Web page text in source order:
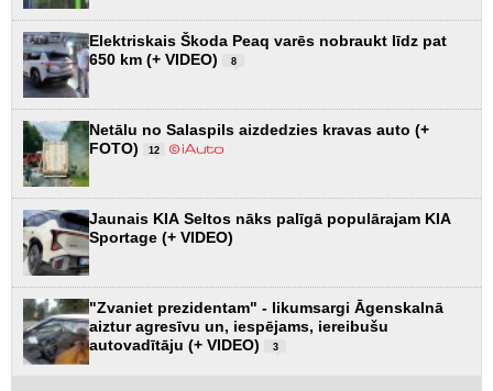
Elektriskais Škoda Peaq varēs nobraukt līdz pat
650 km (+ VIDEO)
8
Netālu no Salaspils aizdedzies kravas auto (+
FOTO)
12
Jaunais KIA Seltos nāks palīgā populārajam KIA
Sportage (+ VIDEO)
"Zvaniet prezidentam" - likumsargi Āgenskalnā
aiztur agresīvu un, iespējams, iereibušu
autovadītāju (+ VIDEO)
3